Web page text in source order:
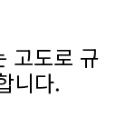
고도로 규
니다.